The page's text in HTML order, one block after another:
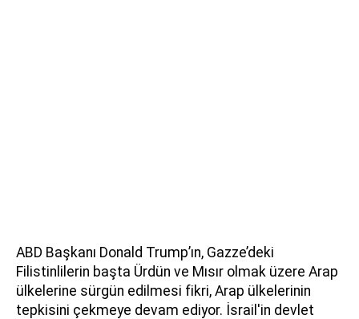
ABD Başkanı Donald Trump’ın, Gazze’deki
Filistinlilerin başta Ürdün ve Mısır olmak üzere Arap
ülkelerine sürgün edilmesi fikri, Arap ülkelerinin
tepkisini çekmeye devam ediyor. İsrail'in devlet